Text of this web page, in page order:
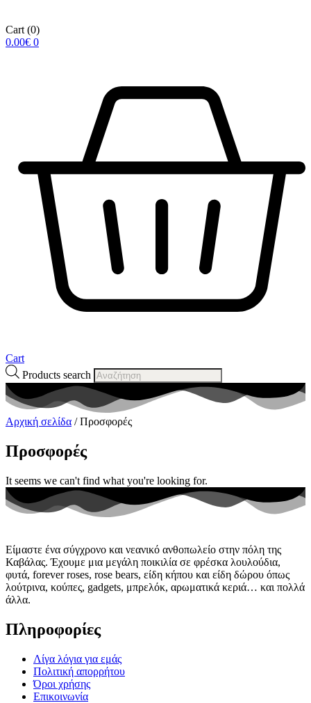
Cart (0)
0.00€ 0
Cart
Products search
Αρχική σελίδα / Προσφορές
Προσφορές
It seems we can't find what you're looking for.
Είμαστε ένα σύγχρονο και νεανικό ανθοπωλείο στην πόλη της
Καβάλας. Έχουμε μια μεγάλη ποικιλία σε φρέσκα λουλούδια,
φυτά, forever roses, rose bears, είδη κήπου και είδη δώρου όπως
λούτρινα, κούπες, gadgets, μπρελόκ, αρωματικά κεριά… και πολλά
άλλα.
Πληροφορίες
Λίγα λόγια για εμάς
Πολιτική απορρήτου
Όροι χρήσης
Επικοινωνία